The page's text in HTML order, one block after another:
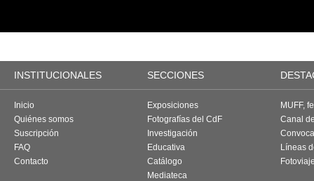
INSTITUCIONALES SECCIONES
Inicio
Quiénes somos
Suscripción
FAQ
Contacto
Exposiciones
Fotografías del CdF
Investigación
Educativa
Catálogo
Mediateca
MUFF,
Canal
Líneas